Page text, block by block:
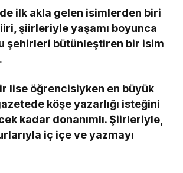
ilk akla gelen isimlerden biri
şiirleriyle yaşamı boyunca
şehirleri bütünleştiren bir isim
lise öğrencisiyken en büyük
köşe yazarlığı isteğini
kadar donanımlı. Şiirleriyle,
iç içe ve yazmayı